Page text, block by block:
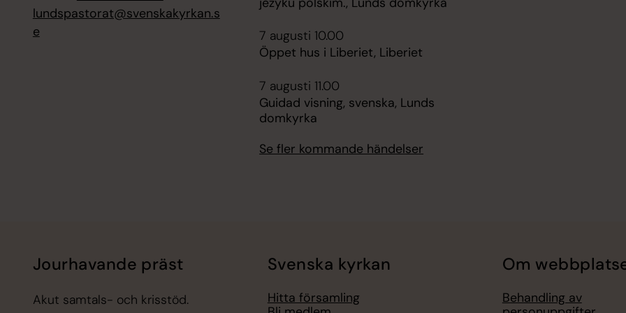
lundspastorat@svenskakyrkan.s
e
7 augusti 10.00
Öppet hus i Liberiet, Liberiet
7 augusti 11.00
Guidad visning, svenska, Lunds
domkyrka
Se fler kommande händelser
Jourhavande präst
Akut samtals- och krisstöd.
Svenska kyrkan
Hitta församling
Om
Behandling av